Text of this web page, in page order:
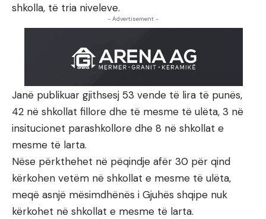
shkolla, të tria niveleve.
- Advertisement -
Janë publikuar gjithsesj 53 vende të lira të punës,
42 në shkollat fillore dhe të mesme të ulëta, 3 në
insitucionet parashkollore dhe 8 në shkollat e
mesme të larta.
Nëse përkthehet në pëqindje afër 30 për qind
kërkohen vetëm në shkollat e mesme të ulëta,
meqë asnjë mësimdhënës i Gjuhës shqipe nuk
kërkohet në shkollat e mesme të larta.